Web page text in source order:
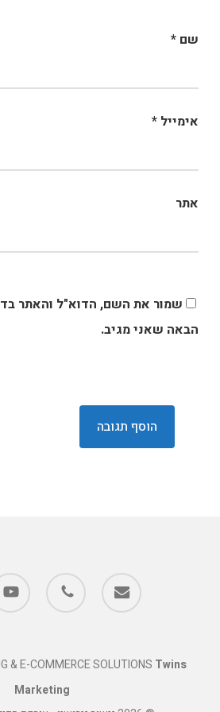
שם *
אימייל *
אתר
שמור את השם, הדוא"ל והאתר
הבאה שאני מגיב.
phone email
& E-COMMERCE SOLUTIONS Twins
Marketing